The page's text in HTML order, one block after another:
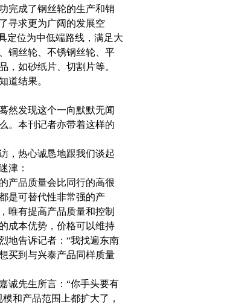
完成了钢丝轮的生产和销
寻求更为广阔的发展空
定位为中低端路线，满足大
铜丝轮、不锈钢丝轮、平
，如砂纸片、切割片等。
道结果。
然发现这个一向默默无闻
。本刊记者亦带着这样的
，热心诚恳地跟我们谈起
津：
产品质量会比同行的高很
是可替代性非常强的产
唯有提高产品质量和控制
成本优势，价格可以维持
地告诉记者：“我找遍东南
买到与兴泰产品同样质量
诚先生所言：“你手头要有
和产品范围上都扩大了，